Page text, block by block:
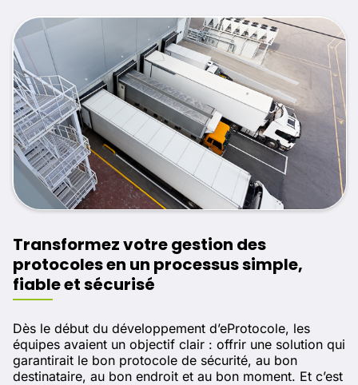
Transformez votre gestion des
protocoles en un processus simple,
fiable et sécurisé
Dès le début du développement d’eProtocole, les
équipes avaient un objectif clair : offrir une solution qui
garantirait le bon protocole de sécurité, au bon
destinataire, au bon endroit et au bon moment. Et c’est